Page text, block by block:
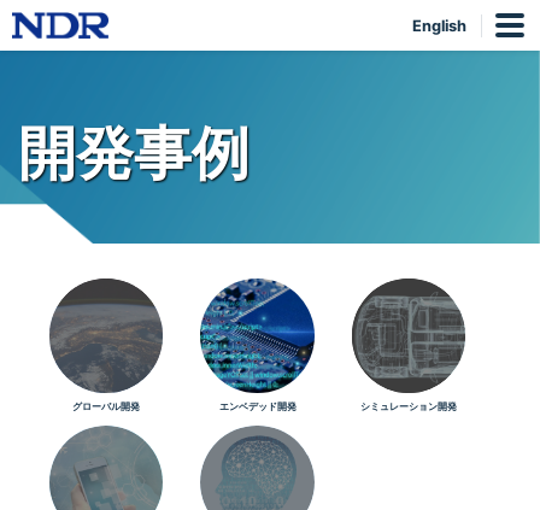
English
開発事例
グローバル開発 エンベデッド開発 シミュレーション開発